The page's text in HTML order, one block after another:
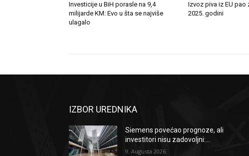
Investicije u BiH porasle na 9,4
milijarde KM: Evo u šta se najviše
ulagalo
Izvoz piva iz EU pao
2025. godini
IZBOR UREDNIKA
Siemens povećao prognoze, ali
investitori nisu zadovoljni:...
9. Augusta 2026.